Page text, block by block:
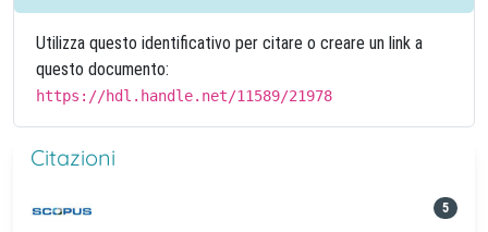
Utilizza questo identificativo per citare o creare un link a
questo documento:
https://hdl.handle.net/11589/21978
Citazioni
5